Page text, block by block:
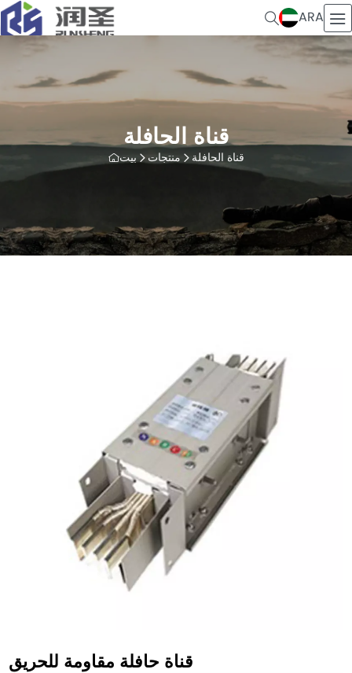
ARA
قناة الحافلة
بيت منتجات قناة الحافلة
قناة حافلة مقاومة للحريق